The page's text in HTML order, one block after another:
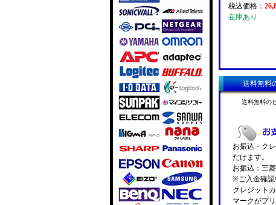
税込価格：
在庫あり
送料無料
送料無料の
お振込・ク
だけます。
お振込：三
※ご入金確認
クレジット
マークがプ